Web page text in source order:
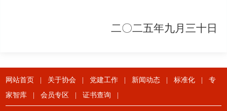
二〇二五年九月三十日
网站首页 关于协会 党建工作 新闻动态 标准化
专
家智库
会员专区 证书查询